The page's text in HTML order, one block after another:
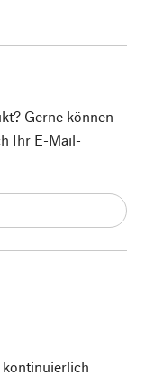
kontinuierlich
Gerne können
Ihr E-Mail-